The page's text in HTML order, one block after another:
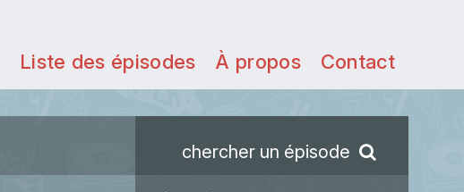
Liste des épisodes À propos Contact
chercher un épisode